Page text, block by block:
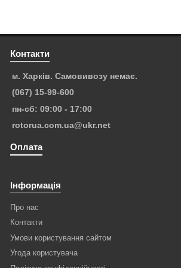
Контакти
м. Харків. Самовивозу немає.
(067) 15-99-600
пн-сб: 09:00 - 17:00
rotorua.com.ua@ukr.net
Оплата
Інформація
Про нас
Контакти
Умови користування сайтом
Угода користувача